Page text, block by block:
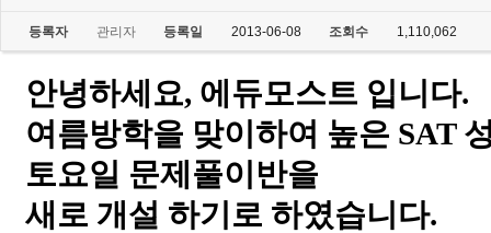
등록자 관리자 등록일 2013-06-08 조회수 1,110,062
안녕하세요, 에듀모스트 입니다.
여름방학을 맞이하여 높은 SAT
토요일 문제풀이반을
새로 개설 하기로 하였습니다.